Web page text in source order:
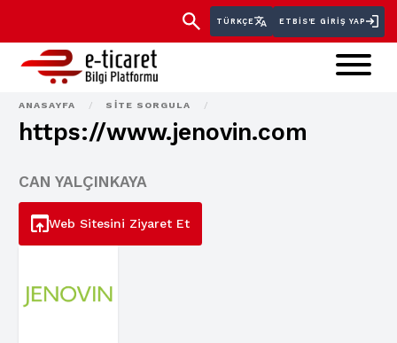
TÜRKÇE ETBİS'E GIRIŞ YAP
ANASAYFA / SITE SORGULA /
https://www.jenovin.com
CAN YALÇINKAYA
Web Sitesini Ziyaret Et